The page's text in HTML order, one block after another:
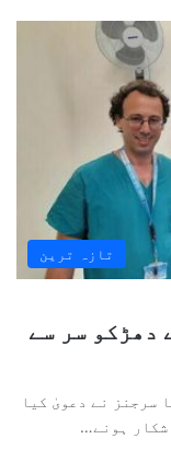
تازہ ترین
دھڑکو سر سے
سرجنز نے دعویٰ کیا
شکار ہونے…